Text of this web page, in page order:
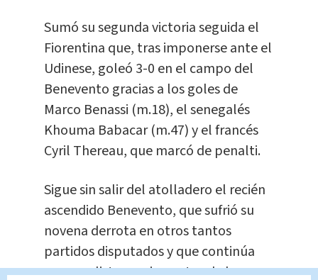
Sumó su segunda victoria seguida el
Fiorentina que, tras imponerse ante el
Udinese, goleó 3-0 en el campo del
Benevento gracias a los goles de
Marco Benassi (m.18), el senegalés
Khouma Babacar (m.47) y el francés
Cyril Thereau, que marcó de penalti.
Sigue sin salir del atolladero el recién
ascendido Benevento, que sufrió su
novena derrota en otros tantos
partidos disputados y que continúa
como colista, a seis puntos de la zona